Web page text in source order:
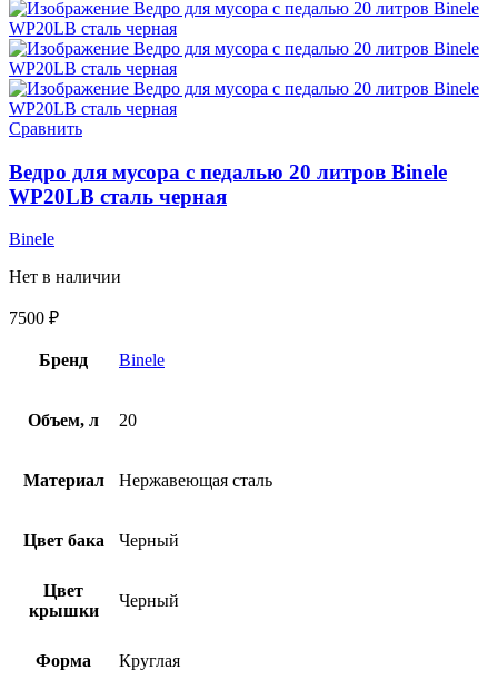
Сравнить
Ведро для мусора с педалью 20 литров Binele
WP20LB сталь черная
Binele
Нет в наличии
7500 ₽
Бренд Binele
Объем, л 20
Материал Нержавеющая сталь
Цвет бака Черный
Цвет
крышки
Черный
Форма Круглая